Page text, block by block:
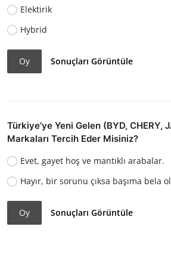
Elektirik
Hybrid
Oy Sonuçları Görüntüle
Türkiye'ye Yeni Gelen (BYD, CHERY,
Markaları Tercih Eder Misiniz?
Evet, gayet hoş ve mantıklı arabalar.
Hayır, bir sorunu çıksa başıma bela
Oy Sonuçları Görüntüle